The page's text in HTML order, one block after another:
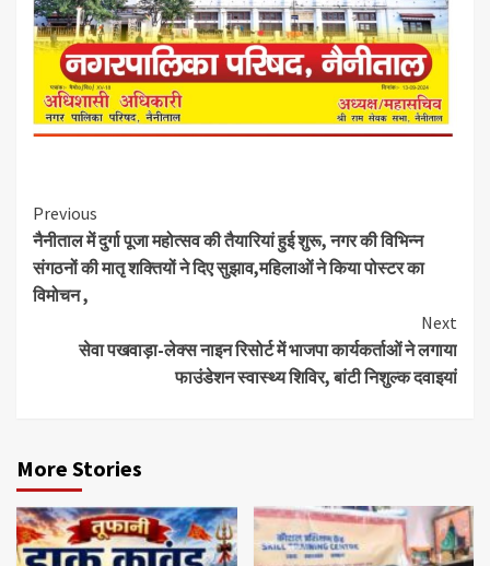
Continue
Reading
Previous
नैनीताल में दुर्गा पूजा महोत्सव की तैयारियां हुई शुरू, नगर की विभिन्न
संगठनों की मातृ शक्तियों ने दिए सुझाव,महिलाओं ने किया पोस्टर का
विमोचन ,
Next
सेवा पखवाड़ा-लेक्स नाइन रिसोर्ट में भाजपा कार्यकर्ताओं ने लगाया
फाउंडेशन स्वास्थ्य शिविर, बांटी निशुल्क दवाइयां
More Stories